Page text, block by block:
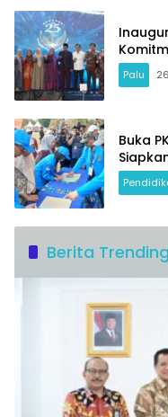
Palu
Buka
Berita Trending